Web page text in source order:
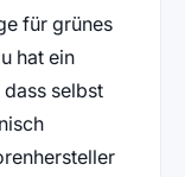
für grünes
hat ein
selbst